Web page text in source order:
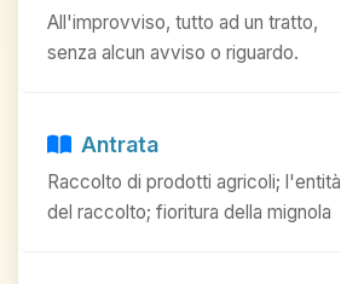
All'improvviso, tutto ad un tratto,
senza alcun avviso o riguardo.
Antrata
Raccolto di prodotti agricoli; l'entità
del raccolto; fioritura della mignola